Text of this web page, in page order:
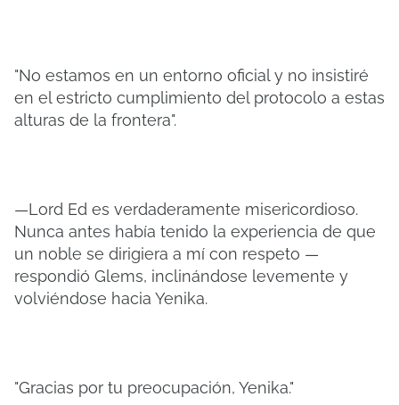
"No estamos en un entorno oficial y no insistiré
en el estricto cumplimiento del protocolo a estas
alturas de la frontera".
—Lord Ed es verdaderamente misericordioso.
Nunca antes había tenido la experiencia de que
un noble se dirigiera a mí con respeto —
respondió Glems, inclinándose levemente y
volviéndose hacia Yenika.
"Gracias por tu preocupación, Yenika."